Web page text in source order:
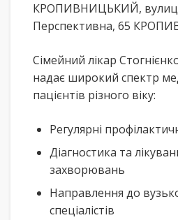
КРОПИВНИЦЬКИЙ,
Перспективна, 65
Сімейний лікар
надає широкий спектр
пацієнтів різного віку:
Регулярні
Діагностика та
захворювань
Направлення до
спеціалістів